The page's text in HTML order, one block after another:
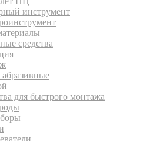
инструмент
средства
для быстрого монтажа